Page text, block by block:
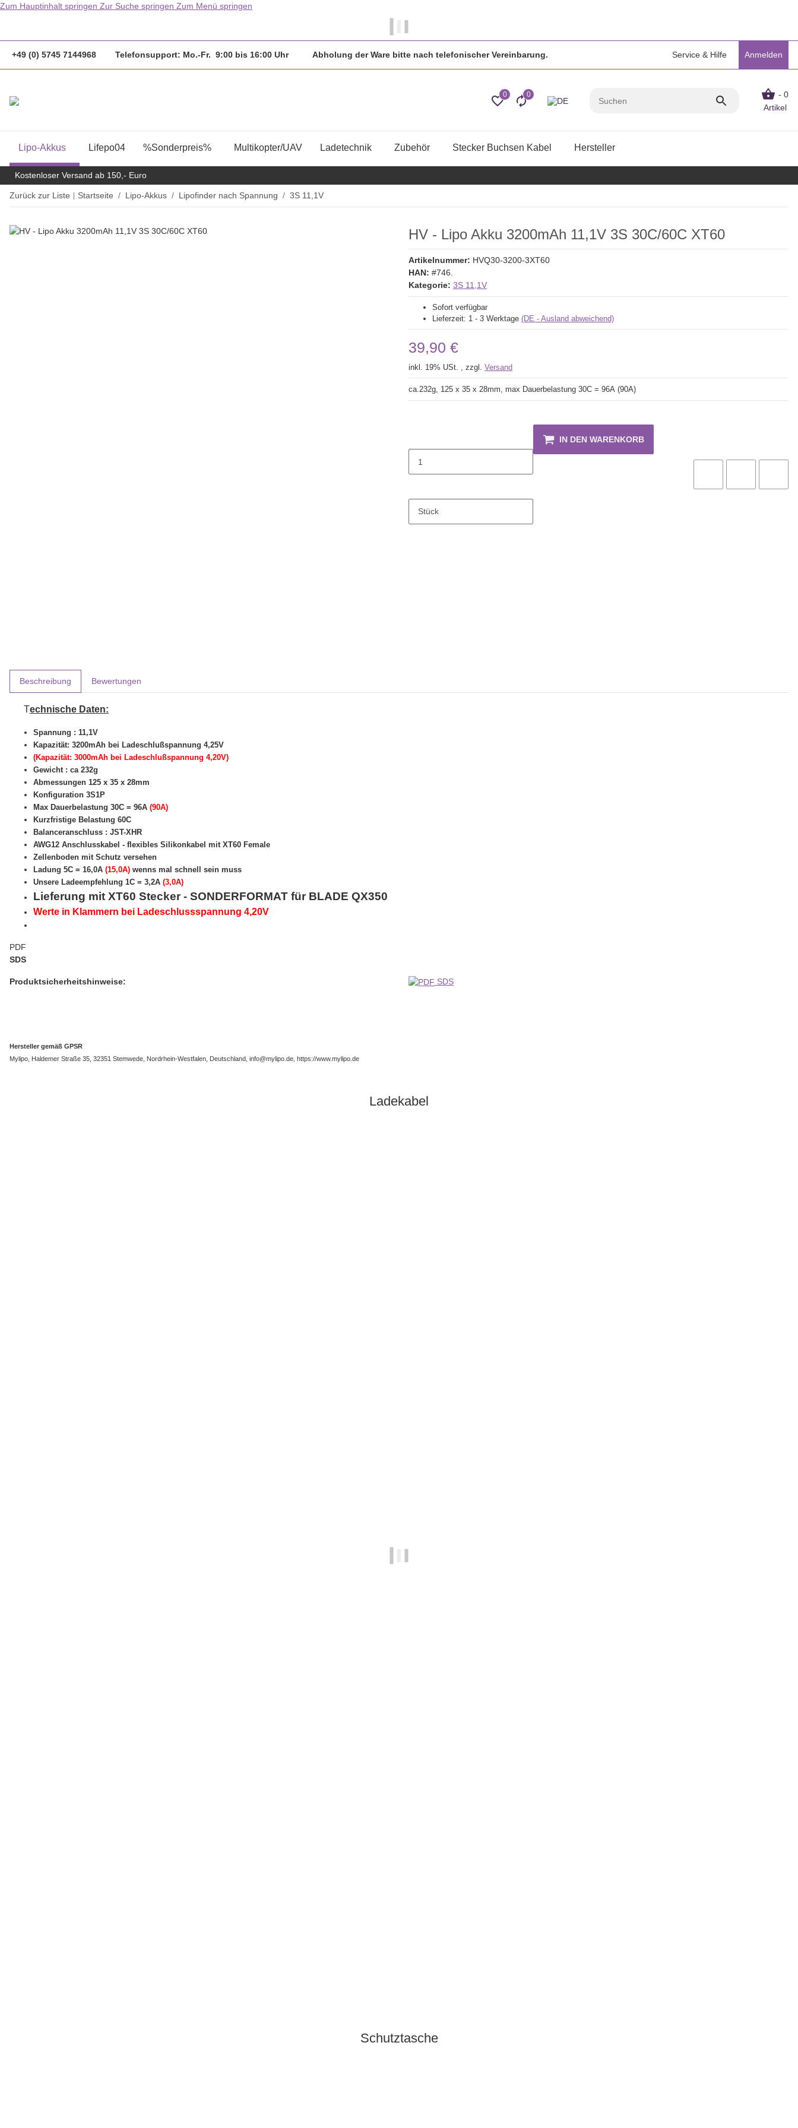
Zum Hauptinhalt springen Zur Suche springen Zum Menü springen
                  Bestellungen bis 14.00Uhr werden in der Regel am gleichen Tag versendet.
+49 (0) 5745 7144968 Telefonsupport: Mo.-Fr. 9:00 bis 16:00 Uhr Abholung der Ware bitte nach telefonischer Vereinbarung. Service & Hilfe Anmelden
0 0
- 0
Artikel
Lipo-Akkus Lifepo04 %Sonderpreis% Multikopter/UAV Ladetechnik Zubehör Stecker Buchsen Kabel Hersteller
Kostenloser Versand ab 150,- Euro
Zurück zur Liste Startseite Lipo-Akkus Lipofinder nach Spannung 3S 11,1V
HV - Lipo Akku 3200mAh 11,1V 3S 30C/60C XT60
Artikelnummer: HVQ30-3200-3XT60
HAN: #746.
Kategorie: 3S 11,1V
Sofort verfügbar
Lieferzeit: 1 - 3 Werktage (DE - Ausland abweichend)
39,90 €
inkl. 19% USt. , zzgl. Versand
ca.232g, 125 x 35 x 28mm, max Dauerbelastung 30C = 96A (90A)
Stück
IN DEN WARENKORB
Beschreibung Bewertungen
Technische Daten:
Spannung : 11,1V
Kapazität: 3200mAh bei Ladeschlußspannung 4,25V
(Kapazität: 3000mAh bei Ladeschlußspannung 4,20V)
Gewicht : ca 232g
Abmessungen 125 x 35 x 28mm
Konfiguration 3S1P
Max Dauerbelastung 30C = 96A (90A)
Kurzfristige Belastung 60C
Balanceranschluss : JST-XHR
AWG12 Anschlusskabel - flexibles Silikonkabel mit XT60 Female
Zellenboden mit Schutz versehen
Ladung 5C = 16,0A (15,0A) wenns mal schnell sein muss
Unsere Ladeempfehlung 1C = 3,2A (3,0A)
Lieferung mit XT60 Stecker - SONDERFORMAT für BLADE QX350
Werte in Klammern bei Ladeschlussspannung 4,20V
PDF
SDS
Produktsicherheitshinweise: SDS
Hersteller gemäß GPSR
Mylipo, Haldemer Straße 35, 32351 Stemwede, Nordrhein-Westfalen, Deutschland, info@mylipo.de, https://www.mylipo.de
Ladekabel
Schutztasche